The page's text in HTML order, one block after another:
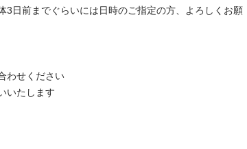
3日前までぐらいには日時のご指定の方、よろしくお願
わせください
いたします